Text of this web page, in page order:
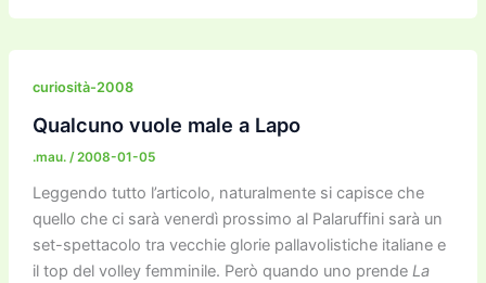
c
e
b
o
o
k
itt
er
ai
l
ai
l
st
o
o
e
gr
m
p
y
k
e
n
di
curiosità-2008
Qualcuno vuole male a Lapo
.mau. /2008-01-05
Leggendo tutto l’articolo, naturalmente si capisce che
quello che ci sarà venerdì prossimo al Palaruffini sarà un
set-spettacolo tra vecchie glorie pallavolistiche italiane e
il top del volley femminile. Però quando uno prende La